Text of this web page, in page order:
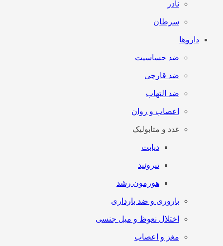
نادر
سرطان
داروها
ضد حساسیت
ضد قارچی
ضد التهاب
اعصاب و روان
غدد و متابولیک
دیابت
تیروئید
هورمون رشد
باروری و ضد بارداری
اختلال نعوظ و میل جنسی
مغز و اعصاب